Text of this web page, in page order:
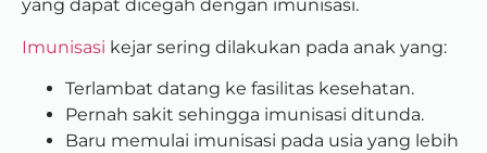
yang dapat dicegah dengan imunisasi.
Imunisasi kejar sering dilakukan pada anak yang:
Terlambat datang ke fasilitas kesehatan.
Pernah sakit sehingga imunisasi ditunda.
Baru memulai imunisasi pada usia yang lebih